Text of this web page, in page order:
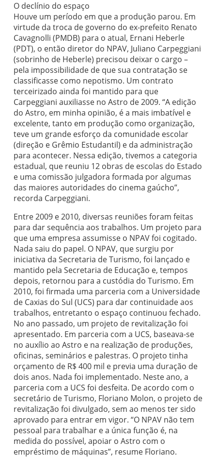
O declínio do espaço
Houve um período em que a produção parou. Em
virtude da troca de governo do ex-prefeito Renato
Cavagnolli (PMDB) para o atual, Ernani Heberle
(PDT), o então diretor do NPAV, Juliano Carpeggiani
(sobrinho de Heberle) precisou deixar o cargo –
pela impossibilidade de que sua contratação se
classificasse como nepotismo. Um contrato
terceirizado ainda foi mantido para que
Carpeggiani auxiliasse no Astro de 2009. “A edição
do Astro, em minha opinião, é a mais imbatível e
excelente, tanto em produção como organização,
teve um grande esforço da comunidade escolar
(direção e Grêmio Estudantil) e da administração
para acontecer. Nessa edição, tivemos a categoria
estadual, que reuniu 12 obras de escolas do Estado
e uma comissão julgadora formada por algumas
das maiores autoridades do cinema gaúcho”,
recorda Carpeggiani.
Entre 2009 e 2010, diversas reuniões foram feitas
para dar sequência aos trabalhos. Um projeto para
que uma empresa assumisse o NPAV foi cogitado.
Nada saiu do papel. O NPAV, que surgiu por
iniciativa da Secretaria de Turismo, foi lançado e
mantido pela Secretaria de Educação e, tempos
depois, retornou para a custódia do Turismo. Em
2010, foi firmada uma parceria com a Universidade
de Caxias do Sul (UCS) para dar continuidade aos
trabalhos, entretanto o espaço continuou fechado.
No ano passado, um projeto de revitalização foi
apresentado. Em parceria com a UCS, baseava-se
no auxílio ao Astro e na realização de produções,
oficinas, seminários e palestras. O projeto tinha
orçamento de R$ 400 mil e previa uma duração de
dois anos. Nada foi implementado. Neste ano, a
parceria com a UCS foi desfeita. De acordo com o
secretário de Turismo, Floriano Molon, o projeto de
revitalização foi divulgado, sem ao menos ter sido
aprovado para entrar em vigor. “O NPAV não tem
pessoal para trabalhar e a única função é, na
medida do possível, apoiar o Astro com o
empréstimo de máquinas”, resume Floriano.